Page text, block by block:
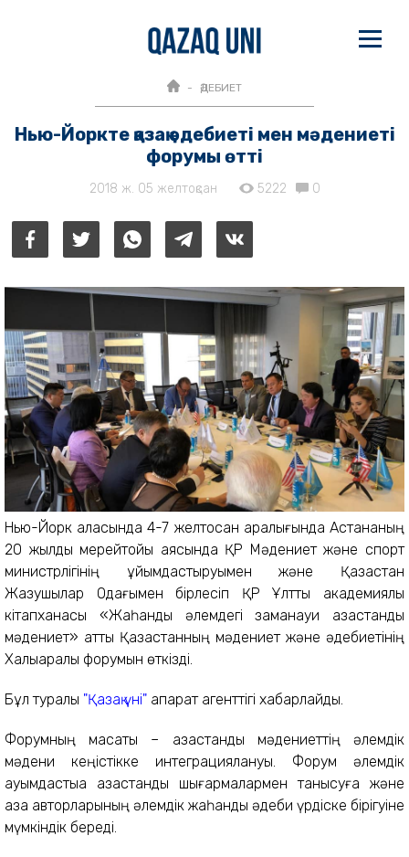
ӘДЕБИЕТ
Нью-Йоркте қазақ әдебиеті мен мәдениеті
форумы өтті
2018 ж. 05 желтоқсан 5222 0
Нью-Йорк қаласында 4-7 желтоқсан аралығында Астананың
20 жылдық мерейтойы аясында ҚР Мәдениет және спорт
министрлігінің ұйымдастыруымен және Қазақстан
Жазушылар Одағымен бірлесіп ҚР Ұлттық академиялық
кітапханасы «Жаһандық әлемдегі заманауи қазақстандық
мәдениет» атты Қазақстанның мәдениет және әдебиетінің
Халықаралық форумын өткізді.
Бұл туралы "Қазақ үні" ақпарат агенттігі хабарлайды.
Форумның мақсаты – қазақстандық мәдениеттің әлемдік
мәдени кеңістікке интеграциялануы. Форум әлемдік
қауымдастыққа қазақстандық шығармалармен танысуға және
қазақ авторларының әлемдік жаһандық әдеби үрдіске бірігуіне
мүмкіндік береді.